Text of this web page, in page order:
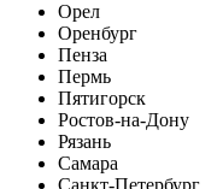
Орел
Оренбург
Пенза
Пермь
Пятигорск
Ростов-на-Дону
Рязань
Самара
Санкт-Петербург